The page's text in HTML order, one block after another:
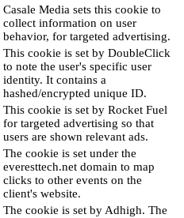
Casale Media sets this cookie to
collect information on user
behavior, for targeted advertising.
This cookie is set by DoubleClick
to note the user's specific user
identity. It contains a
hashed/encrypted unique ID.
This cookie is set by Rocket Fuel
for targeted advertising so that
users are shown relevant ads.
The cookie is set under the
everesttech.net domain to map
clicks to other events on the
client's website.
The cookie is set by Adhigh. The